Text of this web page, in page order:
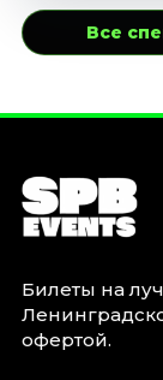
Все
Билеты на
офертой.